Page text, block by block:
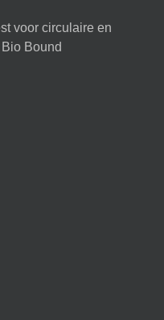
voor circulaire en
Bound